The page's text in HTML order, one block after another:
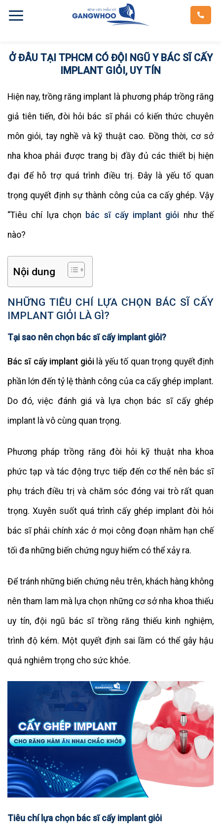
Ở ĐÂU TẠI TPHCM CÓ ĐỘI NGŨ Y BÁC SĨ CẤY
IMPLANT GIỎI, UY TÍN
Hiện nay, trồng răng implant là phương pháp trồng răng
giả tiên tiến, đòi hỏi bác sĩ phải có kiến ​​thức chuyên
môn giỏi, tay nghề và kỹ thuật cao. Đồng thời, cơ sở
nha khoa phải được trang bị đầy đủ các thiết bị hiện
đại để hỗ trợ quá trình điều trị. Đây là yếu tố quan
trọng quyết định sự thành công của ca cấy ghép. Vậy
“Tiêu chí lựa chọn bác sĩ cấy implant giỏi như thế
nào?
Nội dung
NHỮNG TIÊU CHÍ LỰA CHỌN BÁC SĨ CẤY
IMPLANT GIỎI LÀ GÌ?
Tại sao nên chọn bác sĩ cấy implant giỏi?
Bác sĩ cấy implant giỏi là yếu tố quan trọng quyết định
phần lớn đến tỷ lệ thành công của ca cấy ghép implant.
Do đó, việc đánh giá và lựa chọn bác sĩ cấy ghép
implant là vô cùng quan trọng.
Phương pháp trồng răng đòi hỏi kỹ thuật nha khoa
phức tạp và tác động trực tiếp đến cơ thể nên bác sĩ
phụ trách điều trị và chăm sóc đóng vai trò rất quan
trọng. Xuyên suốt quá trình cấy ghép implant đòi hỏi
bác sĩ phải chính xác ở mọi công đoạn nhằm hạn chế
tối đa những biến chứng nguy hiểm có thể xảy ra.
Để tránh những biến chứng nêu trên, khách hàng không
nên tham lam mà lựa chọn những cơ sở nha khoa thiếu
uy tín, đội ngũ bác sĩ trồng răng thiếu kinh nghiệm,
trình độ kém. Một quyết định sai lầm có thể gây hậu
quả nghiêm trọng cho sức khỏe.
Tiêu chí lựa chọn bác sĩ cấy implant giỏi